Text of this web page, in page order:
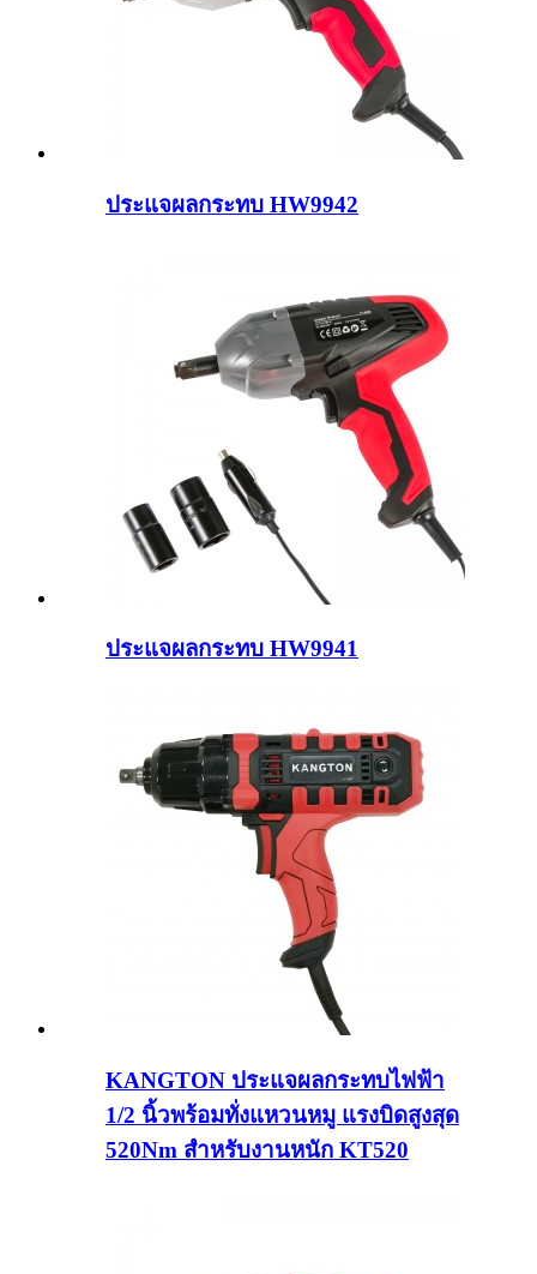
ประแจผลกระทบ HW9942
ประแจผลกระทบ HW9941
KANGTON ประแจผลกระทบไฟฟ้า
1/2 นิ้วพร้อมทั่งแหวนหมู แรงบิดสูงสุด
520Nm สำหรับงานหนัก KT520